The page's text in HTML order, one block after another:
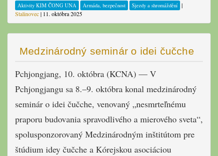
Aktivity KIM ČONG UNA Armáda, bezpečnost Sjezdy a shromáždění |
Stalinovec| 11. októbra 2025
Medzinárodný seminár o idei čučche
Pchjongjang, 10. októbra (KCNA) — V
Pchjongjangu sa 8.–9. októbra konal medzinárodný
seminár o idei čučche, venovaný „nesmrteľnému
praporu budovania spravodlivého a mierového sveta“,
spolusponzorovaný Medzinárodným inštitútom pre
štúdium idey čučche a Kórejskou asociáciou